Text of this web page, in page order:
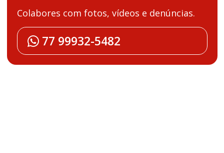
Colabores com fotos, vídeos e denúncias.
77 99932-5482